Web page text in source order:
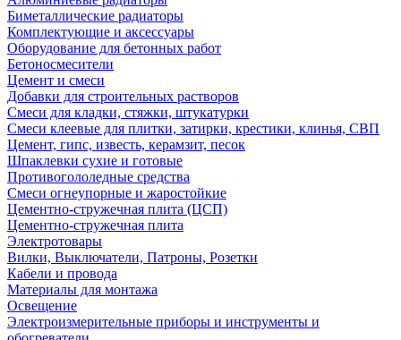
Биметаллические радиаторы
Комплектующие и аксессуары
Оборудование для бетонных работ
Бетоносмесители
Цемент и смеси
Добавки для строительных растворов
Смеси для кладки, стяжки, штукатурки
Смеси клеевые для плитки, затирки, крестики, клинья, СВП
Цемент, гипс, известь, керамзит, песок
Шпаклевки сухие и готовые
Противогололедные средства
Смеси огнеупорные и жаростойкие
Цементно-стружечная плита (ЦСП)
Цементно-стружечная плита
Электротовары
Вилки, Выключатели, Патроны, Розетки
Кабели и провода
Материалы для монтажа
Освещение
Электроизмерительные приборы и инструменты и